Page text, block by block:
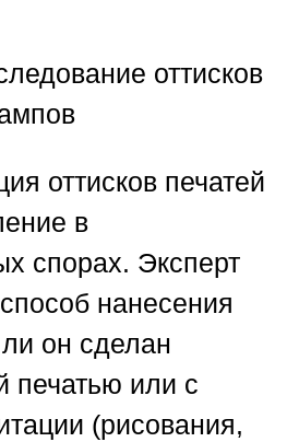
оттисков
оттисков печатей
в
спорах. Эксперт
нанесения
он сделан
печатью или с
(рисования,